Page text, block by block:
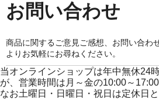
お問い合わせ
商品に関するご意見ご感想、お問い合わ
よりお気軽にお尋ねください。
当オンラインショップは年中無休24
が、営業時間は月～金の10:00～
なお土曜日・日曜日・祝日は定休日